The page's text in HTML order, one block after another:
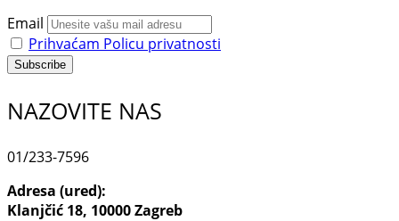
Email
Prihvaćam Policu privatnosti
NAZOVITE NAS
01/233-7596
Adresa (ured):
Klanjčić 18, 10000 Zagreb